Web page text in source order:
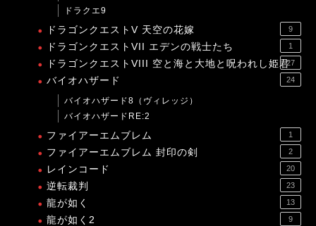
ドラクエ9
ドラゴンクエストV 天空の花嫁 9
ドラゴンクエストVII エデンの戦士たち 1
ドラゴンクエストVIII 空と海と大地と呪われし姫君27
バイオハザード 24
バイオハザード8（ヴィレッジ）
バイオハザードRE:2
ファイアーエムブレム 1
ファイアーエムブレム 封印の剣 2
レインコード 20
逆転裁判 23
龍が如く 13
龍が如く2 9